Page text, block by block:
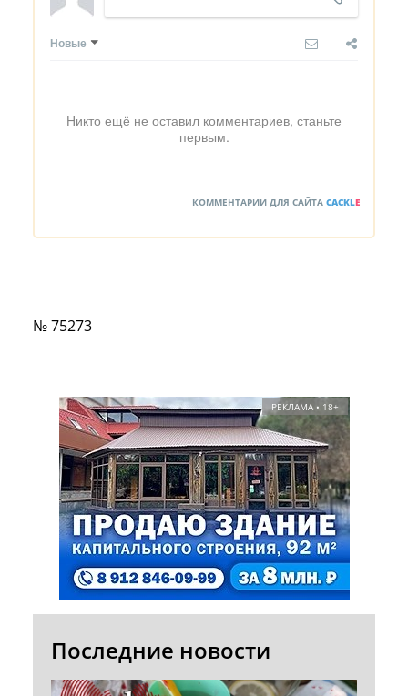
Новые
Никто ещё не оставил комментариев, станьте
первым.
КОММЕНТАРИИ ДЛЯ САЙТА CACKLE
№ 75273
РЕКЛАМА • 18+
Последние новости